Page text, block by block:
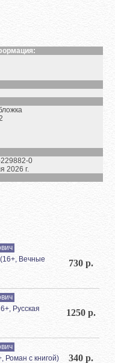
0
2026 г.
Вечные
730 р.
Русская
1250 р.
Роман с книгой)
340 р.